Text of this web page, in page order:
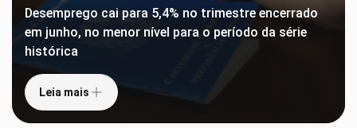
Desemprego cai para 5,4% no trimestre encerrado
em junho, no menor nível para o período da série
histórica
Leia mais